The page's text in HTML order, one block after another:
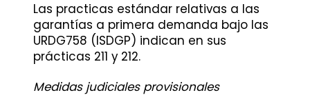
Las practicas estándar relativas a las
garantías a primera demanda bajo las
URDG758 (ISDGP) indican en sus
prácticas 211 y 212.
Medidas judiciales provisionales